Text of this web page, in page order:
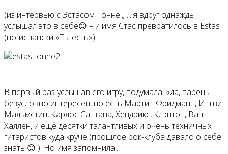
(из интервью с Эстасом Тонне:„ ....я вдруг однажды
услышал это в себе😊 – и имя Стас превратилось в Estas
(по-испански «Ты есть»).
В первый раз услышав его игру, подумала: «да, парень
безусловно интересен, но есть Мартин Фридманн, Ингви
Мальмстин, Карлос Сантана, Хендрикс, Клэптон, Ван
Халлен, и ещё десятки талантливых и очень техничных
гитаристов куда круче (прошлое рок-клуба давало о себе
знать 😊 ). Но имя запомнила...